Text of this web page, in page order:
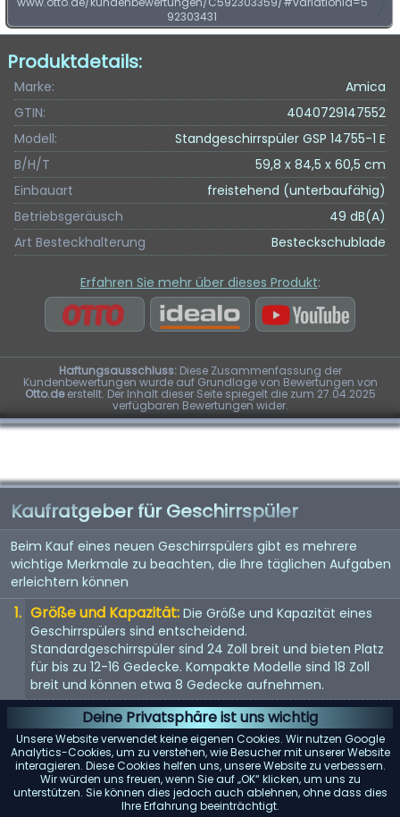
Deine Privatsphäre ist uns wichtig
Unsere Website verwendet keine eigenen Cookies. Wir nutzen Google
Analytics-Cookies, um zu verstehen, wie Besucher mit unserer Website
interagieren. Diese Cookies helfen uns, unsere Website zu verbessern.
Wir würden uns freuen, wenn Sie auf „OK“ klicken, um uns zu
unterstützen. Sie können dies jedoch auch ablehnen, ohne dass dies
Ihre Erfahrung beeinträchtigt.
92303431
Produktdetails:
Marke:
Amica
GTIN:
4040729147552
Modell:
Standgeschirrspüler GSP 14755-1 E
B/H/T
59,8 x 84,5 x 60,5 cm
Einbauart
freistehend (unterbaufähig)
Betriebsgeräusch
49 dB(A)
Art Besteckhalterung
Besteckschublade
Erfahren Sie mehr über dieses Produkt:
Haftungsausschluss:Diese Zusammenfassung der
Kundenbewertungen wurde auf Grundlage von Bewertungen von
Otto.deerstellt. Der Inhalt dieser Seite spiegelt die zum 27.04.2025
verfügbaren Bewertungen wider.
Kaufratgeber für Geschirrspüler
Beim Kauf eines neuen Geschirrspülers gibt es mehrere
wichtige Merkmale zu beachten, die Ihre täglichen Aufgaben
erleichtern können
Größe und Kapazität: Die Größe und Kapazität eines
Geschirrspülers sind entscheidend.
Standardgeschirrspüler sind 24 Zoll breit und bieten Platz
für bis zu 12-16 Gedecke. Kompakte Modelle sind 18 Zoll
breit und können etwa 8 Gedecke aufnehmen.
Energieeffizienz: Achten Sie auf Geschirrspüler mit einer
Energy Star-Bewertung. Diese Modelle verbrauchen
weniger Wasser und Strom, was Ihnen langfristig Geld
spart.
Geräuschpegel: Geschirrspüler können laut sein. Wenn